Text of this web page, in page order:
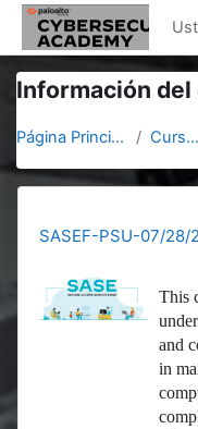
Salta al contenido principal
Información del
Página Principal Cursos
SASEF-PSU-07/28/
This
and
in